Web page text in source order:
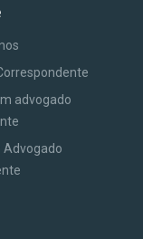
advogado
Advogado